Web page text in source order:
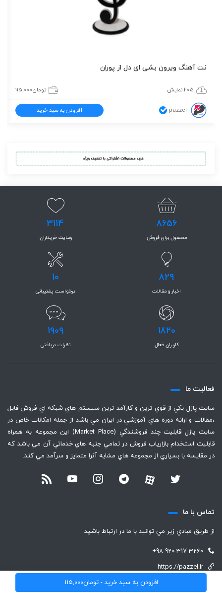
افزودن به سبد خرید -تومان115,000
نت آهنگ ویرون بشی ای دل از پوران
205 نمایش تومان115,000
pazzel افزودن به سبد خرید
8656
محصول برای فروش
3114
رضایت خریداران
829
اخبار و مقالات
10
درخواست پشتیبانی
1820
کاربران فعال
1909
نظرات دریافتی
فعاليت ما
سايت پازل يكي از قوي ترين و كارآمد ترين سيستم هاي شبكه اي فروش فايل
،‌مقالات و ارائه دوره هاي آموزشي در ايران مي باشد از جمله امكانات خاص در
سايت پازل قابليت چند فروشندگي (Market Place) اين مجموعه به همراه
قابليت استخدام بازارياب فروش در تمامي جنبه هاي خدماتي آن مي باشد كه
در مقايسه با بسياري از مجموعه هاي مشابه آنرا متمايز و سرآمد مي كند.
تماس با ما
از طريق مبادي زير مي توانيد با ما در ارتباط باشيد
+98-920-317-3260
https://pazzel.ir
support (@) pazzel.ir